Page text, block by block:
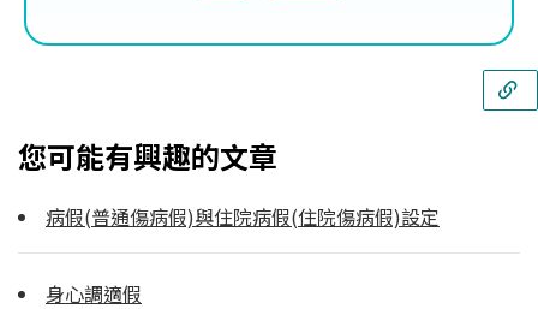
您可能有興趣的文章
病假(普通傷病假)與住院病假(住院傷病假)設定
身心調適假